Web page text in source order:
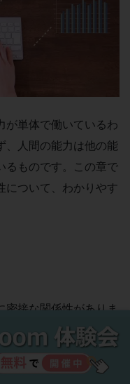
が単体で働いているわ
、人間の能力は他の能
るものです。この章で
について、わかりやす
密接な関係性がありま
な可能性を考慮して、
ーです。適応力がない
かります。自分の思